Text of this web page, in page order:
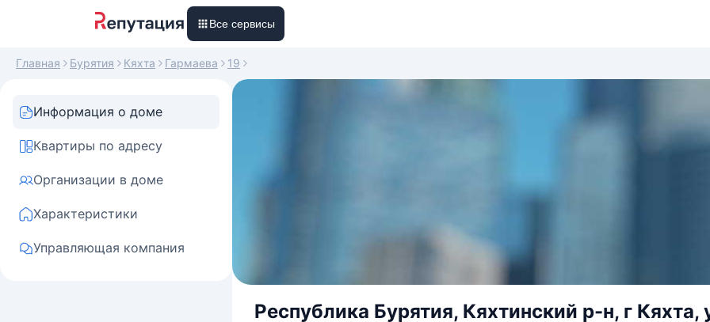
Все сервисы
Главная Бурятия Кяхта Гармаева 19
Информация о доме
Квартиры по адресу
Организации в доме
Характеристики
Управляющая компания
Республика Бурятия, Кяхтинский р-н, г Кяхта,